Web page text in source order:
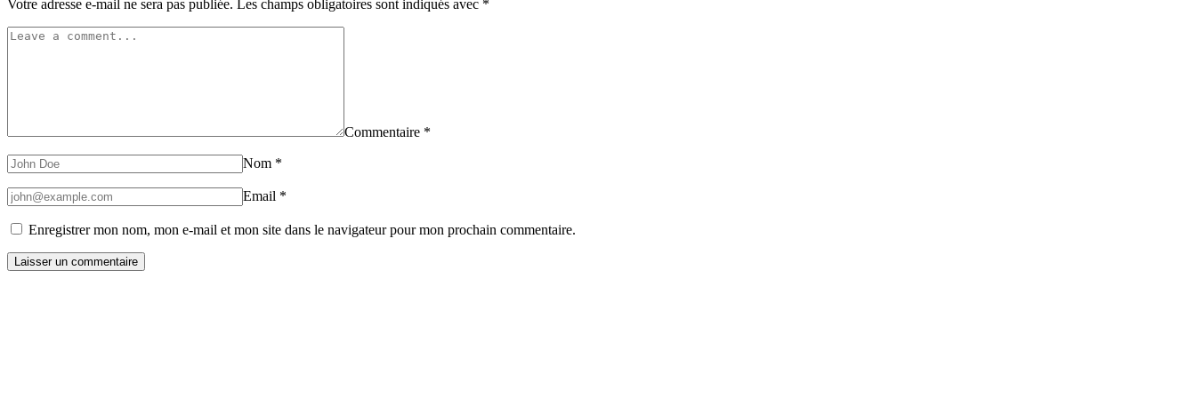
Votre adresse e-mail ne sera pas publiée. Les champs obligatoires sont indiqués avec *
Commentaire *
Nom *
Email *
Enregistrer mon nom, mon e-mail et mon site dans le navigateur pour mon prochain commentaire.